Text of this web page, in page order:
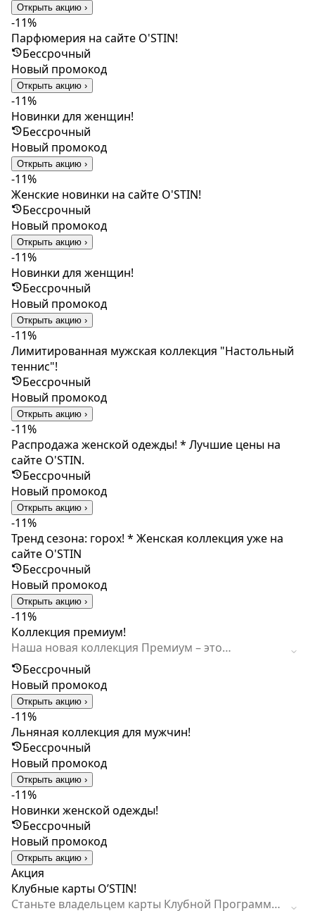
Открыть акцию ›
-11%
Парфюмерия на сайте O'STIN!
Бессрочный
Новый промокод
Открыть акцию ›
-11%
Новинки для женщин!
Бессрочный
Новый промокод
Открыть акцию ›
-11%
Женские новинки на сайте O'STIN!
Бессрочный
Новый промокод
Открыть акцию ›
-11%
Новинки для женщин!
Бессрочный
Новый промокод
Открыть акцию ›
-11%
Лимитированная мужская коллекция "Настольный
теннис"!
Бессрочный
Новый промокод
Открыть акцию ›
-11%
Распродажа женской одежды! * Лучшие цены на
сайте O'STIN.
Бессрочный
Новый промокод
Открыть акцию ›
-11%
Тренд сезона: горох! * Женская коллекция уже на
сайте O'STIN
Бессрочный
Новый промокод
Открыть акцию ›
-11%
Коллекция премиум!
Наша новая коллекция Премиум – это
современное прочтение восточного стиля:
тёплые оттенки, яркие акценты, изящные
декоративные элементы. Восток здесь
раскрывается в выверенных силуэтах,
струящихся тканях и тонко проработанных
деталях. Посадочная:
https://ostin.com/clp/premium_2026
Бессрочный
Новый промокод
Открыть акцию ›
-11%
Льняная коллекция для мужчин!
Бессрочный
Новый промокод
Открыть акцию ›
-11%
Новинки женской одежды!
Бессрочный
Новый промокод
Открыть акцию ›
Акция
Клубные карты O’STIN!
Станьте владельцем карты Клубной Программы